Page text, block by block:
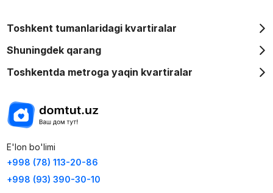
Toshkent tumanlaridagi kvartiralar
Shuningdek qarang
Toshkentda metroga yaqin kvartiralar
E'lon bo'limi
+998 (78) 113-20-86
+998 (93) 390-30-10